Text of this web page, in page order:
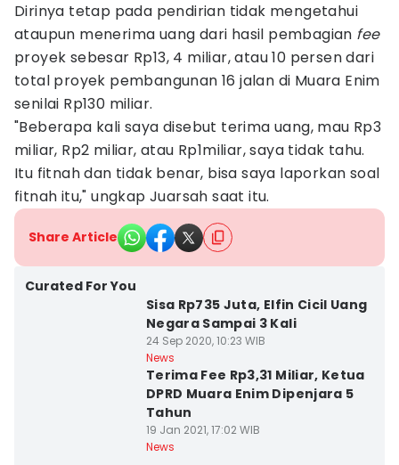
Dirinya tetap pada pendirian tidak mengetahui
ataupun menerima uang dari hasil pembagian fee
proyek sebesar Rp13, 4 miliar, atau 10 persen dari
total proyek pembangunan 16 jalan di Muara Enim
senilai Rp130 miliar.
"Beberapa kali saya disebut terima uang, mau Rp3
miliar, Rp2 miliar, atau Rp1miliar, saya tidak tahu.
Itu fitnah dan tidak benar, bisa saya laporkan soal
fitnah itu," ungkap Juarsah saat itu.
Share Article
Curated For You
Sisa Rp735 Juta, Elfin Cicil Uang
Negara Sampai 3 Kali
24 Sep 2020, 10:23 WIB
News
Terima Fee Rp3,31 Miliar, Ketua
DPRD Muara Enim Dipenjara 5
Tahun
19 Jan 2021, 17:02 WIB
News